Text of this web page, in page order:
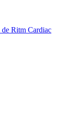
Ritm Cardiac